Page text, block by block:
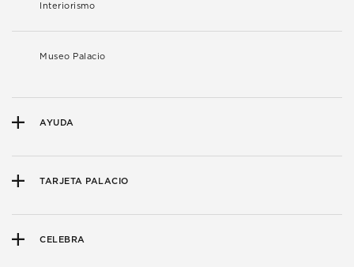
Interiorismo
Museo Palacio
AYUDA
TARJETA PALACIO
CELEBRA